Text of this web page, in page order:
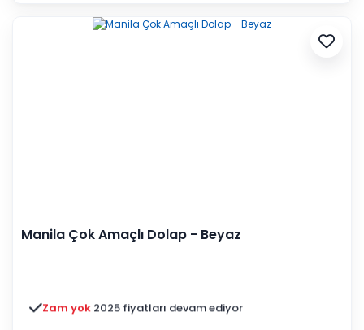
Manila Çok Amaçlı Dolap - Beyaz
Zam yok 2025 fiyatları devam ediyor